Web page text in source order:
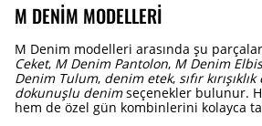
M DENIM MODELLERI
M Denim modelleri arasında şu
Ceket, M Denim Pantolon, M Denim
Denim Tulum, denim etek, sıfır
dokunuşlu denimseçenekler bulunur.
hem de özel gün kombinlerini kolayca